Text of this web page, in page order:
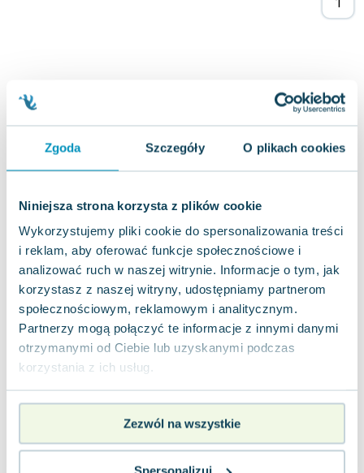
Zgoda Szczegóły O plikach cookies
Niniejsza strona korzysta z plików cookie
Wykorzystujemy pliki cookie do spersonalizowania treści
i reklam, aby oferować funkcje społecznościowe i
analizować ruch w naszej witrynie. Informacje o tym, jak
korzystasz z naszej witryny, udostępniamy partnerom
społecznościowym, reklamowym i analitycznym.
Partnerzy mogą połączyć te informacje z innymi danymi
otrzymanymi od Ciebie lub uzyskanymi podczas
korzystania z ich usług.
Zezwól na wszystkie
Virginia Woolf
Lucinda Riley